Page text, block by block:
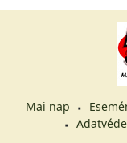
Mai nap